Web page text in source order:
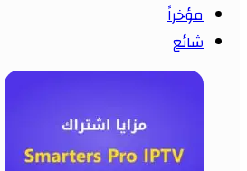
مؤخراً
شائع